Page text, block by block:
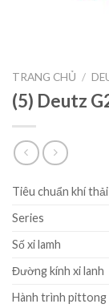
TRANG CHỦ /
(5) Deutz
Tiêu chuẩn khí thải
Series
Số xi lamh
Đường kính xi lanh
Hành trình pittong